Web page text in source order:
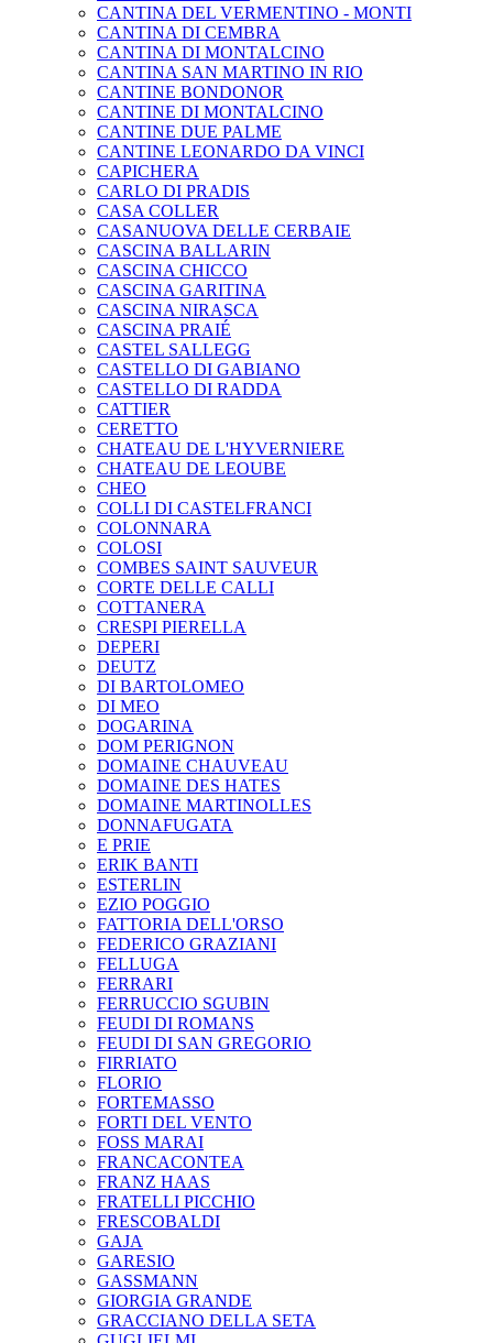
CANTINA DEL VERMENTINO - MONTI
CANTINA DI CEMBRA
CANTINA DI MONTALCINO
CANTINA SAN MARTINO IN RIO
CANTINE BONDONOR
CANTINE DI MONTALCINO
CANTINE DUE PALME
CANTINE LEONARDO DA VINCI
CAPICHERA
CARLO DI PRADIS
CASA COLLER
CASANUOVA DELLE CERBAIE
CASCINA BALLARIN
CASCINA CHICCO
CASCINA GARITINA
CASCINA NIRASCA
CASCINA PRAIÉ
CASTEL SALLEGG
CASTELLO DI GABIANO
CASTELLO DI RADDA
CATTIER
CERETTO
CHATEAU DE L'HYVERNIERE
CHATEAU DE LEOUBE
CHEO
COLLI DI CASTELFRANCI
COLONNARA
COLOSI
COMBES SAINT SAUVEUR
CORTE DELLE CALLI
COTTANERA
CRESPI PIERELLA
DEPERI
DEUTZ
DI BARTOLOMEO
DI MEO
DOGARINA
DOM PERIGNON
DOMAINE CHAUVEAU
DOMAINE DES HATES
DOMAINE MARTINOLLES
DONNAFUGATA
E PRIE
ERIK BANTI
ESTERLIN
EZIO POGGIO
FATTORIA DELL'ORSO
FEDERICO GRAZIANI
FELLUGA
FERRARI
FERRUCCIO SGUBIN
FEUDI DI ROMANS
FEUDI DI SAN GREGORIO
FIRRIATO
FLORIO
FORTEMASSO
FORTI DEL VENTO
FOSS MARAI
FRANCACONTEA
FRANZ HAAS
FRATELLI PICCHIO
FRESCOBALDI
GAJA
GARESIO
GASSMANN
GIORGIA GRANDE
GRACCIANO DELLA SETA